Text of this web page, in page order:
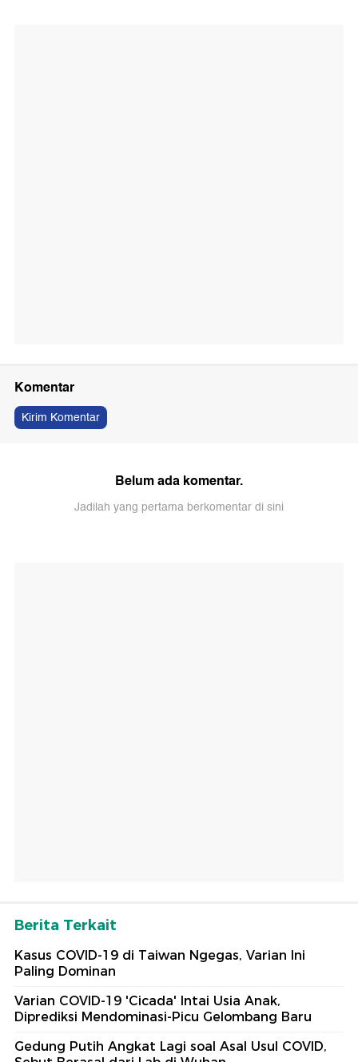
Komentar
Kirim Komentar
Belum ada komentar.
Jadilah yang pertama berkomentar di sini
Berita Terkait
Kasus COVID-19 di Taiwan Ngegas, Varian Ini
Paling Dominan
Varian COVID-19 'Cicada' Intai Usia Anak,
Diprediksi Mendominasi-Picu Gelombang Baru
Gedung Putih Angkat Lagi soal Asal Usul COVID,